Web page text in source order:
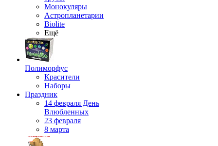
Монокуляры
Астропланетарии
Biolite
Ещё
Полиморфус
Красители
Наборы
Праздник
14 февраля День
Влюбленных
23 февраля
8 марта